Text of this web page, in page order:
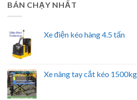
BÁN CHẠY NHẤT
Xe điện kéo hàng 4.5 tấn
Xe nâng tay cắt kéo